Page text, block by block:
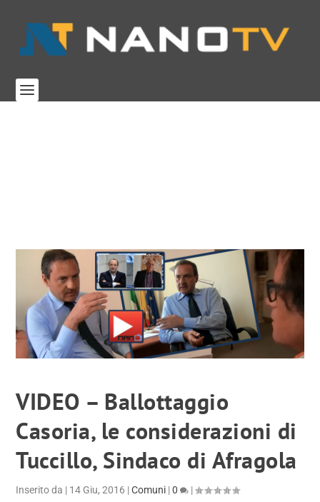
VIDEO – Ballottaggio
Casoria, le considerazioni di
Tuccillo, Sindaco di Afragola
Inserito da | 14 Giu, 2016 |Comuni |0 |